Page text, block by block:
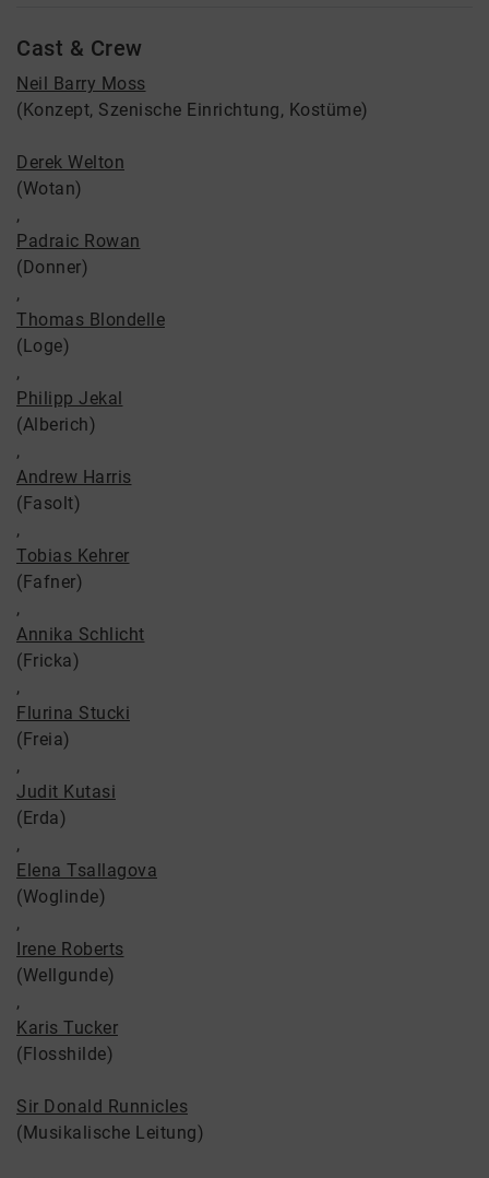
Cast & Crew
Neil Barry Moss
(Konzept, Szenische Einrichtung, Kostüme)
Derek Welton
(Wotan)
,
Padraic Rowan
(Donner)
,
Thomas Blondelle
(Loge)
,
Philipp Jekal
(Alberich)
,
Andrew Harris
(Fasolt)
,
Tobias Kehrer
(Fafner)
,
Annika Schlicht
(Fricka)
,
Flurina Stucki
(Freia)
,
Judit Kutasi
(Erda)
,
Elena Tsallagova
(Woglinde)
,
Irene Roberts
(Wellgunde)
,
Karis Tucker
(Flosshilde)
Sir Donald Runnicles
(Musikalische Leitung)